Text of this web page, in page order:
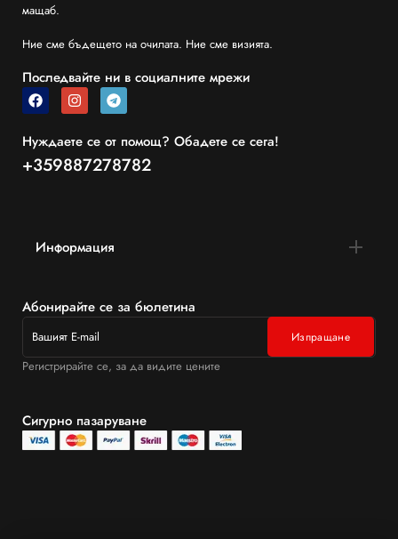
мащаб.
Ние сме бъдещето на очилата. Ние сме визията.
Последвайте ни в социалните мрежи
Нуждаете се от помощ? Обадете се сега!
+359887278782
Информация
Абонирайте се за бюлетина
Регистрирайте се, за да видите цените
Сигурно пазаруване